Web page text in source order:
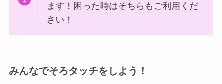
ます！困った時はそちらもご利用くだ
さい！
みんなでそろタッチをしよう！